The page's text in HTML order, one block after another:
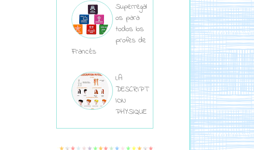
Superregal
os para
todos los
profes de
Francés
LA
DESCRIPT
ION
PHYSIQUE